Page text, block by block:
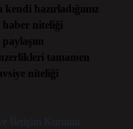
hazırladığımız
haber niteliği
tamamen
niteliği
İletişim Kurumu